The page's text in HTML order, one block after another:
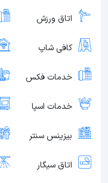
اتاق ورزش
کافی شاپ
خدمات فکس
خدمات اسپا
بیزینس سنتر
اتاق سیگار